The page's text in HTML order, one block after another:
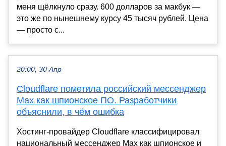
меня щёлкнуло сразу. 600 долларов за макбук —
это же по нынешнему курсу 45 тысяч рублей. Цена
— просто с...
20:00, 30 Апр
Cloudflare пометила российский мессенджер
Max как шпионское ПО. Разработчики
объяснили, в чём ошибка
Хостинг-провайдер Cloudflare классифицировал
национальный мессенджер Max как шпионское и